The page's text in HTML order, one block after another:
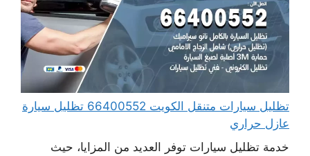
تظليل سيارات متنقل الكويت 66400552 تظليل سيارة
عازل حراري
خدمة تظليل سيارات توفر العديد من المزايا، حيث